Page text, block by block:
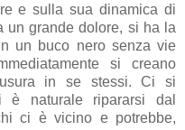
e sulla sua dinamica di
un grande dolore, si ha la
un buco nero senza vie
si creano
in se stessi. Ci si
è naturale ripararsi dal
ci è vicino e potrebbe,